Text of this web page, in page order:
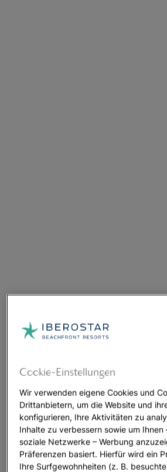
Cookie-Einstellungen
Wir verwenden eigene Cookies und
Drittanbietern, um die Website und
konfigurieren, Ihre Aktivitäten zu
Inhalte zu verbessern sowie um
soziale Netzwerke – Werbung
Präferenzen basiert. Hierfür wird ein
Ihre Surfgewohnheiten (z. B.